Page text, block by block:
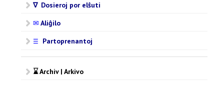
∇ Dosieroj por elŝuti
✉ Aliĝilo
☰ Partoprenantoj
⌛ Archiv | Arkivo